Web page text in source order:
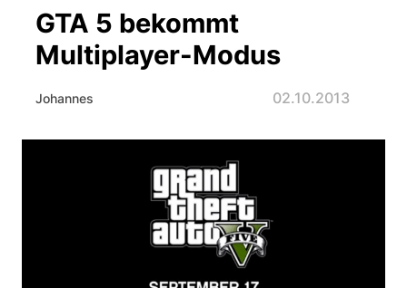
GTA 5 bekommt
Multiplayer-Modus
Johannes 02.10.2013